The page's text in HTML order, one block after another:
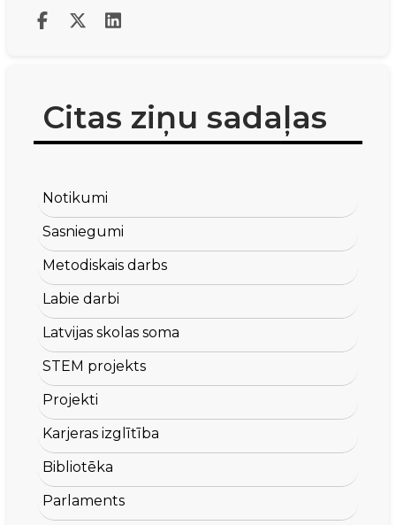
Citas ziņu sadaļas
Notikumi
Sasniegumi
Metodiskais darbs
Labie darbi
Latvijas skolas soma
STEM projekts
Projekti
Karjeras izglītība
Bibliotēka
Parlaments